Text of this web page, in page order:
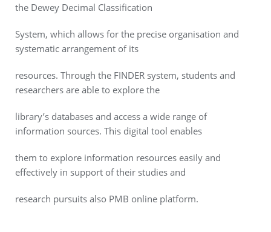
the Dewey Decimal Classification
System, which allows for the precise organisation and
systematic arrangement of its
resources. Through the FINDER system, students and
researchers are able to explore the
library’s databases and access a wide range of
information sources. This digital tool enables
them to explore information resources easily and
effectively in support of their studies and
research pursuits also PMB online platform.